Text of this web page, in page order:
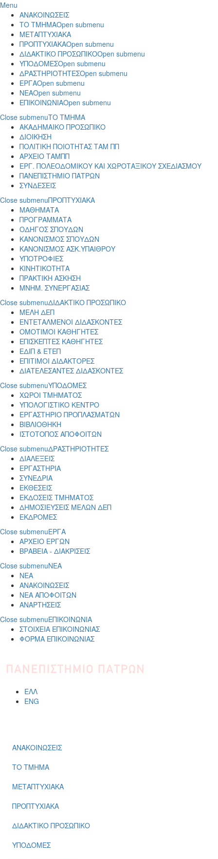
Menu
ΑΝΑΚΟΙΝΩΣΕΙΣ
ΤΟ ΤΜΗΜΑOpen submenu
ΜΕΤΑΠΤΥΧΙΑΚΑ
ΠΡΟΠΤΥΧΙΑΚΑOpen submenu
ΔΙΔΑΚΤΙΚΟ ΠΡΟΣΩΠΙΚΟOpen submenu
ΥΠΟΔΟΜΕΣOpen submenu
ΔΡΑΣΤΗΡΙΟΤΗΤΕΣOpen submenu
ΕΡΓΑOpen submenu
ΝΕΑOpen submenu
ΕΠΙΚΟΙΝΩΝΙΑOpen submenu
Close submenuΤΟ ΤΜΗΜΑ
ΑΚΑΔΗΜΑΙΚΟ ΠΡΟΣΩΠΙΚΟ
ΔΙΟΙΚΗΣΗ
ΠΟΛΙΤΙΚΗ ΠΟΙΟΤΗΤΑΣ ΤΑΜ ΠΠ
ΑΡΧΕΙΟ ΤΑΜΠΠ
ΕΡΓ. ΠΟΛΕΟΔΟΜΙΚΟΥ ΚΑΙ ΧΩΡΟΤΑΞΙΚΟΥ ΣΧΕΔΙΑΣΜΟΥ
ΠΑΝΕΠΙΣΤΗΜΙΟ ΠΑΤΡΩΝ
ΣΥΝΔΕΣΕΙΣ
Close submenuΠΡΟΠΤΥΧΙΑΚΑ
ΜΑΘΗΜΑΤΑ
ΠΡΟΓΡΑΜΜΑΤΑ
ΟΔΗΓΟΣ ΣΠΟΥΔΩΝ
ΚΑΝΟΝΙΣΜΟΣ ΣΠΟΥΔΩΝ
ΚΑΝΟΝΙΣΜΟΣ ΑΣΚ.ΥΠΑΙΘΡΟΥ
ΥΠΟΤΡΟΦΙΕΣ
ΚΙΝΗΤΙΚΟΤΗΤΑ
ΠΡΑΚΤΙΚΗ ΑΣΚΗΣΗ
ΜΝΗΜ. ΣΥΝΕΡΓΑΣΙΑΣ
Close submenuΔΙΔΑΚΤΙΚΟ ΠΡΟΣΩΠΙΚΟ
ΜΕΛΗ ΔΕΠ
ΕΝΤΕΤΑΛΜΕΝΟΙ ΔΙΔΑΣΚΟΝΤΕΣ
ΟΜΟΤΙΜΟΙ ΚΑΘΗΓΗΤΕΣ
ΕΠΙΣΚΕΠΤΕΣ ΚΑΘΗΓΗΤΕΣ
ΕΔΙΠ & ΕΤΕΠ
ΕΠΙΤΙΜΟΙ ΔΙΔΑΚΤΟΡΕΣ
ΔΙΑΤΕΛΕΣΑΝΤΕΣ ΔΙΔΑΣΚΟΝΤΕΣ
Close submenuΥΠΟΔΟΜΕΣ
ΧΩΡΟΙ ΤΜΗΜΑΤΟΣ
ΥΠΟΛΟΓΙΣΤΙΚΟ ΚΕΝΤΡΟ
ΕΡΓΑΣΤΗΡΙΟ ΠΡΟΠΛΑΣΜΑΤΩΝ
ΒΙΒΛΙΟΘΗΚΗ
ΙΣΤΟΤΟΠΟΣ ΑΠΟΦΟΙΤΩΝ
Close submenuΔΡΑΣΤΗΡΙΟΤΗΤΕΣ
ΔΙΑΛΕΞΕΙΣ
ΕΡΓΑΣΤΗΡΙΑ
ΣΥΝΕΔΡΙΑ
ΕΚΘΕΣΕΙΣ
ΕΚΔΟΣΕΙΣ ΤΜΗΜΑΤΟΣ
ΔΗΜΟΣΙΕΥΣΕΙΣ ΜΕΛΩΝ ΔΕΠ
ΕΚΔΡΟΜΕΣ
Close submenuΕΡΓΑ
ΑΡΧΕΙΟ ΕΡΓΩΝ
ΒΡΑΒΕΙΑ - ΔΙΑΚΡΙΣΕΙΣ
Close submenuΝΕΑ
ΝΕΑ
ΑΝΑΚΟΙΝΩΣΕΙΣ
ΝΕΑ ΑΠΟΦΟΙΤΩΝ
ΑΝΑΡΤΗΣΕΙΣ
Close submenuΕΠΙΚΟΙΝΩΝΙΑ
ΣΤΟΙΧΕΙΑ ΕΠΙΚΟΙΝΩΝΙΑΣ
ΦΟΡΜΑ ΕΠΙΚΟΙΝΩΝΙΑΣ
ΕΛΛ
ENG
ΑΝΑΚΟΙΝΩΣΕΙΣ
ΤΟ ΤΜΗΜΑ
ΜΕΤΑΠΤΥΧΙΑΚΑ
ΠΡΟΠΤΥΧΙΑΚΑ
ΔΙΔΑΚΤΙΚΟ ΠΡΟΣΩΠΙΚΟ
ΥΠΟΔΟΜΕΣ